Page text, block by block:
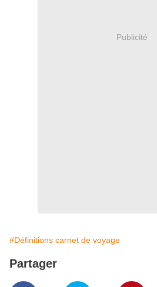
Publicité
#Définitions carnet de voyage
Partager